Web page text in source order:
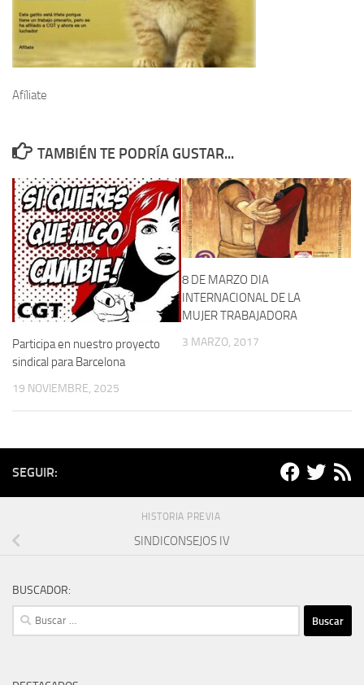
Afíliate
TAMBIÉN TE PODRÍA GUSTAR...
Participa en nuestro proyecto
sindical para Barcelona
19 NOVIEMBRE, 2025
8 DE MARZO DIA
INTERNACIONAL DE LA
MUJER TRABAJADORA
3 MARZO, 2017
SEGUIR:
HISTORIA PREVIA
SINDICONSEJOS IV
BUSCADOR:
Buscar: